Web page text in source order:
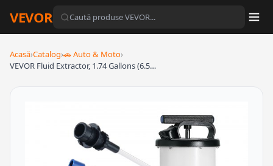
VEVOR
Acasă›Catalog›🚗 Auto & Moto›
VEVOR Fluid Extractor, 1.74 Gallons (6.5…